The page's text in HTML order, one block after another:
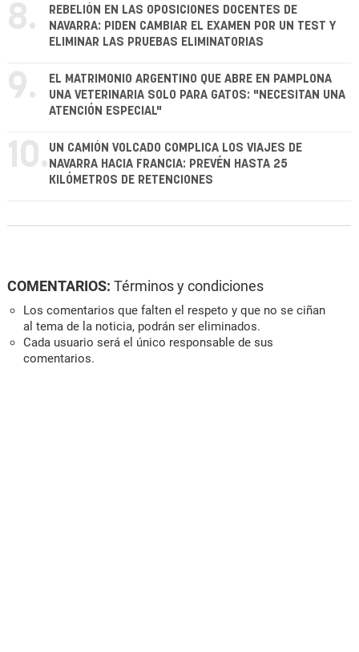
8.
REBELIÓN EN LAS OPOSICIONES DOCENTES DE
NAVARRA: PIDEN CAMBIAR EL EXAMEN POR UN TEST Y
ELIMINAR LAS PRUEBAS ELIMINATORIAS
9.
EL MATRIMONIO ARGENTINO QUE ABRE EN PAMPLONA
UNA VETERINARIA SOLO PARA GATOS: "NECESITAN UNA
ATENCIÓN ESPECIAL"
10. UN CAMIÓN VOLCADO COMPLICA LOS VIAJES DE
NAVARRA HACIA FRANCIA: PREVÉN HASTA 25
KILÓMETROS DE RETENCIONES
COMENTARIOS: Términos y condiciones
Los comentarios que falten el respeto y que no se ciñan
al tema de la noticia, podrán ser eliminados.
Cada usuario será el único responsable de sus
comentarios.